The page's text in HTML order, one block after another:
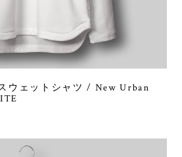
ウェットシャツ / New Urban